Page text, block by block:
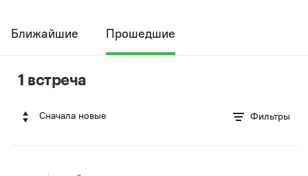
Ближайшие Прошедшие
1 встреча
Сначала новые Фильтры